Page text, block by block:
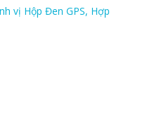
vị Hộp Đen GPS, Hợp